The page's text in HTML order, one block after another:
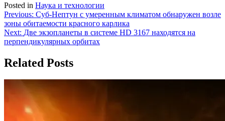
Posted in Наука и технологии
Навигация
по
записям
Previous: Суб-Нептун с умеренным климатом обнаружен возле
зоны обитаемости красного карлика
Next: Две экзопланеты в системе HD 3167 находятся на
перпендикулярных орбитах
Related Posts